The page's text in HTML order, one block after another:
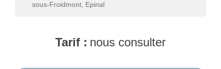
sous-Froidmont, Epinal
Tarif : nous consulter